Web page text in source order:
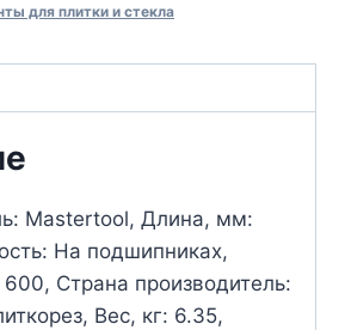
для плитки и стекла
Mastertool, Длина, мм:
На подшипниках,
Страна производитель:
Вес, кг: 6.35,